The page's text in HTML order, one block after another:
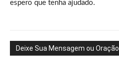
espero que tenha ajudado.
Deixe Sua Mensagem ou Oração